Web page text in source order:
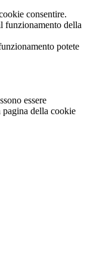
consentire.
funzionamento della
potete
essere
della cookie